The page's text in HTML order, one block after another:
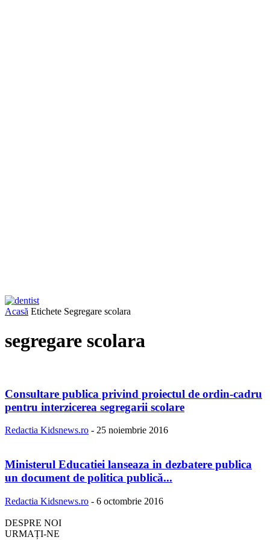
Acasă Etichete Segregare scolara
segregare scolara
Consultare publica privind proiectul de ordin-cadru
pentru interzicerea segregarii scolare
Redactia Kidsnews.ro - 25 noiembrie 2016
Ministerul Educatiei lanseaza in dezbatere publica
un document de politica publică...
Redactia Kidsnews.ro - 6 octombrie 2016
DESPRE NOI
URMAȚI-NE